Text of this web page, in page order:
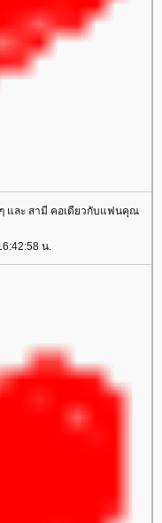
และ สามี คอเดียวกับแฟนคุณ
น.